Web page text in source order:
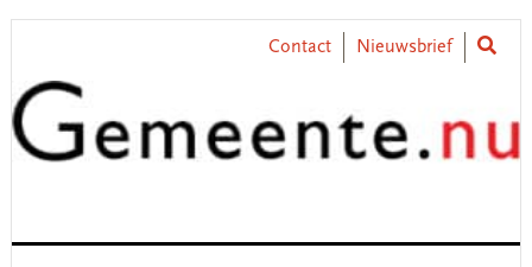
Skip
primary
navigation
Skip
content
Skip
primary
sidebar
Skip
footer
Contact Nieuwsbrief